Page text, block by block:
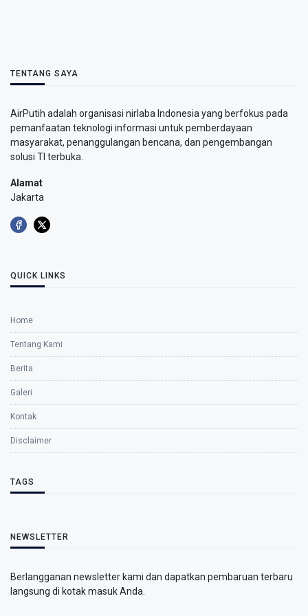
TENTANG SAYA
AirPutih adalah organisasi nirlaba Indonesia yang berfokus pada
pemanfaatan teknologi informasi untuk pemberdayaan
masyarakat, penanggulangan bencana, dan pengembangan
solusi TI terbuka.
Alamat
Jakarta
QUICK LINKS
Home
Tentang Kami
Berita
Galeri
Kontak
Disclaimer
TAGS
NEWSLETTER
Berlangganan newsletter kami dan dapatkan pembaruan terbaru
langsung di kotak masuk Anda.